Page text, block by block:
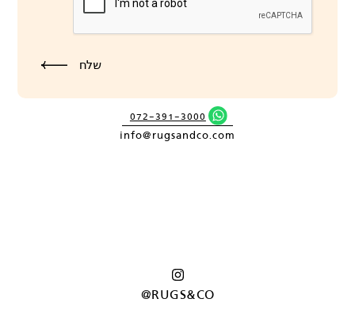
072-391-3000
info@rugsandco.com
@RUGS&CO